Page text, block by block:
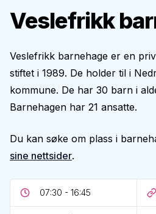
Veslefrikk
Veslefrikk barnehage er en
stiftet i 1989. De holder til i
kommune. De har 30 barn i
Barnehagen har 21 ansatte.
Du kan søke om plass i
sine nettsider.
07:30 - 16:45